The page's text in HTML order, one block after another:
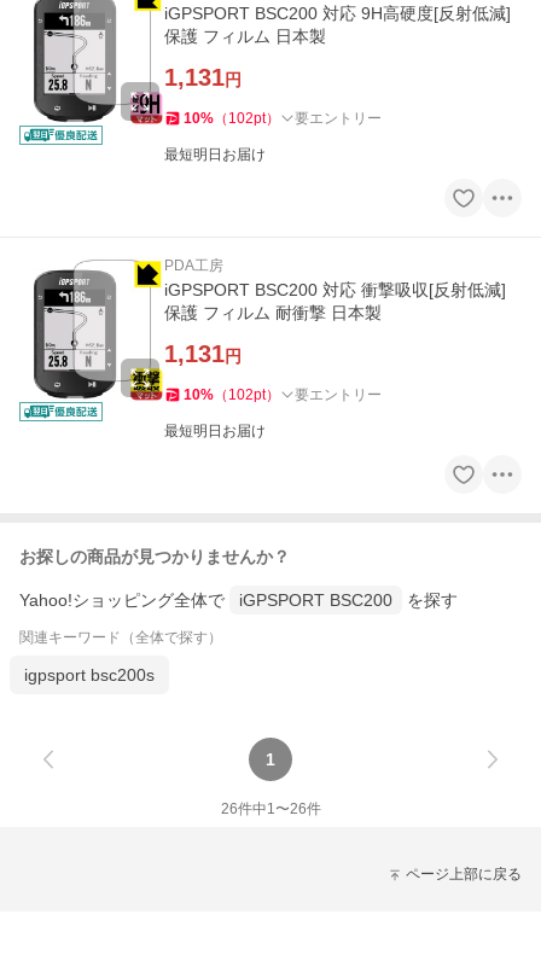
iGPSPORT BSC200 対応 9H高硬度[反射低減]
保護 フィルム 日本製
1,131円
10% （ 102pt） 要エントリー
最短明日お届け
PDA工房
iGPSPORT BSC200 対応 衝撃吸収[反射低減]
保護 フィルム 耐衝撃 日本製
1,131円
10% （ 102pt） 要エントリー
最短明日お届け
お探しの商品が見つかりませんか？
Yahoo!ショッピング全体で iGPSPORT BSC200 を探す
関連キーワード（全体で探す）
igpsport bsc200s
1
26件中1〜26件
ページ上部に戻る